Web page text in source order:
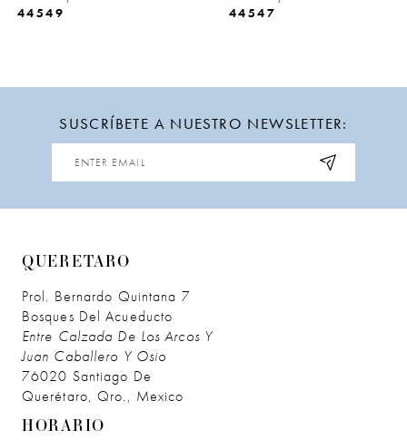
44549
44547
SUSCRÍBETE A NUESTRO NEWSLETTER:
QUERETARO
Prol. Bernardo Quintana 7
Bosques Del Acueducto
Entre Calzada De Los Arcos Y
Juan Caballero Y Osio
76020 Santiago De
Querétaro, Qro., Mexico
HORARIO